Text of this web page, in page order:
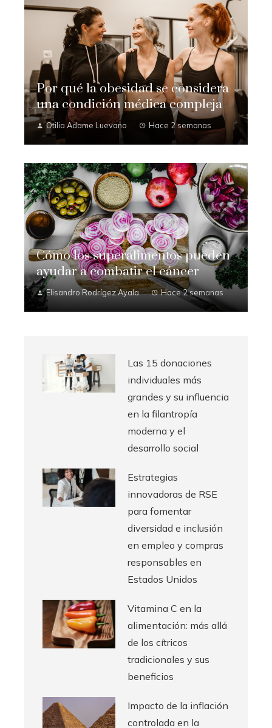
Por qué la obesidad se considera
una condición médica compleja
Otilia Adame Luevano Hace 2 semanas
Cómo los superalimentos pueden
ayudar a combatir el cáncer
Elisandro Rodrígez Ayala Hace 2 semanas
Las 15 donaciones
individuales más
grandes y su influencia
en la filantropía
moderna y el
desarrollo social
Estrategias
innovadoras de RSE
para fomentar
diversidad e inclusión
en empleo y compras
responsables en
Estados Unidos
Vitamina C en la
alimentación: más allá
de los cítricos
tradicionales y sus
beneficios
Impacto de la inflación
controlada en la